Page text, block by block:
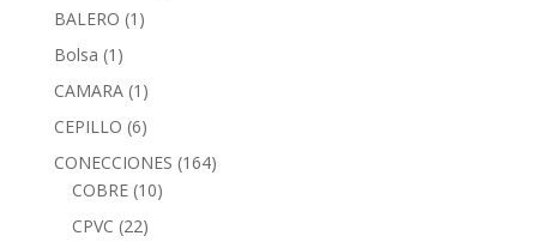
BALERO (1)
Bolsa (1)
CAMARA (1)
CEPILLO (6)
CONECCIONES (164)
COBRE (10)
CPVC (22)